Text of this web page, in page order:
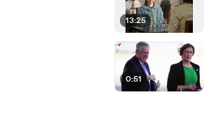
13:25
0:51